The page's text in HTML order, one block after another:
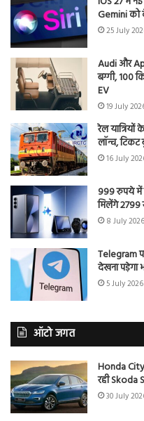
Gemini को
25 July
Audi और
बग्गी, 100
EV
19 July
रेल
लॉन्च,
16 July
999 रुपये में
मिलेंगे
8 July
Telegram
देखना पड़ेगा
5 July
ऑटो जगत
Honda
रही Skoda
30 July